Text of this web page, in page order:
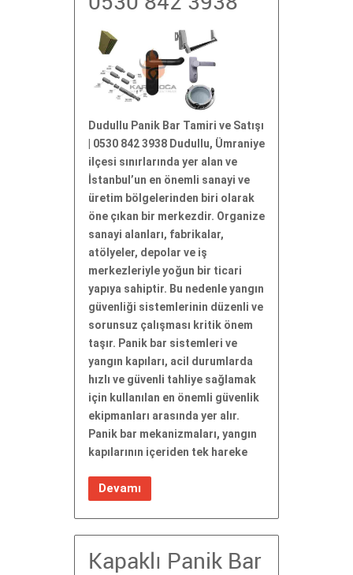
Dudullu Panik Bar Tamiri ve Satışı
| 0530 842 3938 Dudullu, Ümraniye
ilçesi sınırlarında yer alan ve
İstanbul’un en önemli sanayi ve
üretim bölgelerinden biri olarak
öne çıkan bir merkezdir. Organize
sanayi alanları, fabrikalar,
atölyeler, depolar ve iş
merkezleriyle yoğun bir ticari
yapıya sahiptir. Bu nedenle yangın
güvenliği sistemlerinin düzenli ve
sorunsuz çalışması kritik önem
taşır. Panik bar sistemleri ve
yangın kapıları, acil durumlarda
hızlı ve güvenli tahliye sağlamak
için kullanılan en önemli güvenlik
ekipmanları arasında yer alır.
Panik bar mekanizmaları, yangın
kapılarının içeriden tek hareke
Devamı
Kapaklı Panik Bar